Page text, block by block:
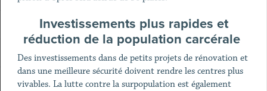
Investissements plus rapides et
réduction de la population carcérale
Des investissements dans de petits projets de rénovation et
dans une meilleure sécurité doivent rendre les centres plus
vivables. La lutte contre la surpopulation est également